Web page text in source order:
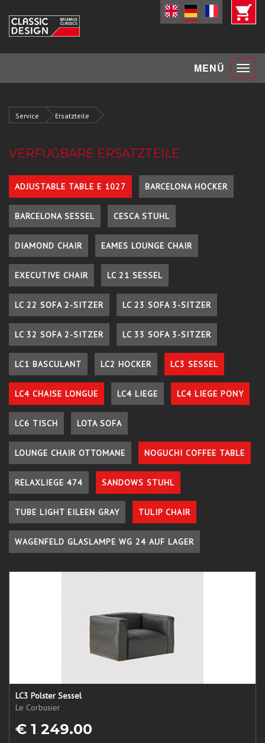
MENÜ Toggle
Service Ersatzteile
VERFÜGBARE ERSATZTEILE
ADJUSTABLE TABLE E 1027 BARCELONA HOCKER
BARCELONA SESSEL CESCA STUHL
DIAMOND CHAIR EAMES LOUNGE CHAIR
EXECUTIVE CHAIR LC 21 SESSEL
LC 22 SOFA 2-SITZER LC 23 SOFA 3-SITZER
LC 32 SOFA 2-SITZER LC 33 SOFA 3-SITZER
LC1 BASCULANT LC2 HOCKER LC3 SESSEL
LC4 CHAISE LONGUE LC4 LIEGE LC4 LIEGE PONY
LC6 TISCH LOTA SOFA
LOUNGE CHAIR OTTOMANE NOGUCHI COFFEE TABLE
RELAXLIEGE 474 SANDOWS STUHL
TUBE LIGHT EILEEN GRAY TULIP CHAIR
WAGENFELD GLASLAMPE WG 24 AUF LAGER
LC3 Polster Sessel
Le Corbusier
€ 1 249.00